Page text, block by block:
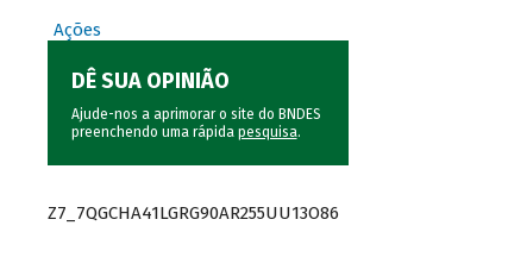
Ações
DÊ SUA OPINIÃO
Ajude-nos a aprimorar o site do BNDES
preenchendo uma rápida pesquisa.
Z7_7QGCHA41LGRG90AR255UU13O86